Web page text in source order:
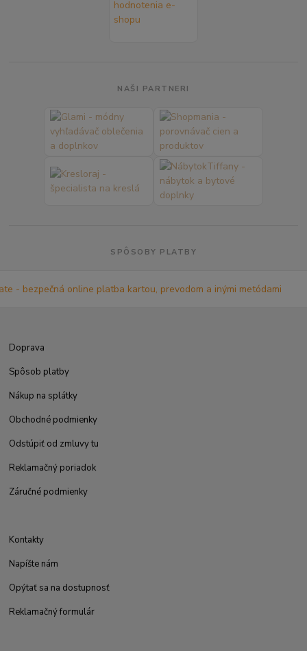
NAŠI PARTNERI
SPÔSOBY PLATBY
Doprava
Spôsob platby
Nákup na splátky
Obchodné podmienky
Odstúpiť od zmluvy tu
Reklamačný poriadok
Záručné podmienky
Kontakty
Napíšte nám
Opýtať sa na dostupnosť
Reklamačný formulár